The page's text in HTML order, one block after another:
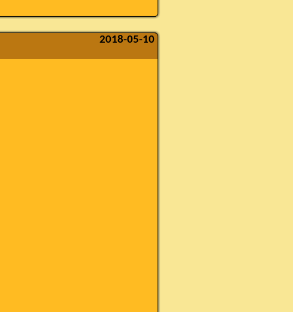
2018-05-10